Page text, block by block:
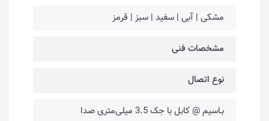
مشکی | آبی | سفید | سبز | قرمز
مشخصات فنی
نوع اتصال
بـاسیم @ کابل با جک 3.5 میلی‌متری صدا